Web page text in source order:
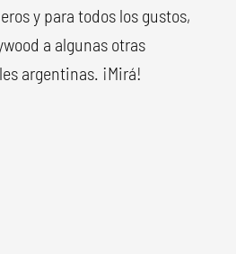
y para todos los gustos,
a algunas otras
argentinas. ¡Mirá!